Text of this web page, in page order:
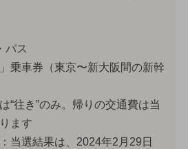
パス
乗車券（東京〜新大阪間の新幹
“往き”のみ。帰りの交通費は当
ます
当選結果は、2024年2月29日